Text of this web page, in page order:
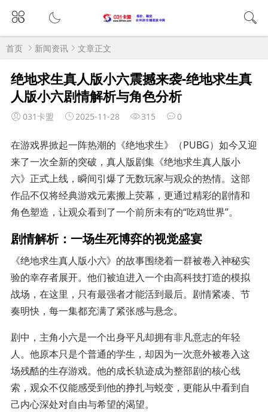
首页 新闻资讯 文章正文
绝地求生真人版小六震撼来袭-绝地求生真
人版小六剧情解析与角色分析
031卡盟 2025-11-28 315 0
在游戏界掀起一阵热潮的《绝地求生》（PUBG）如今又迎
来了一次全新的突破，真人版剧集《绝地求生真人版小
六》正式上线，瞬间引爆了无数玩家与观众的热情。这部
作品不仅将经典游戏元素搬上荧幕，更通过精彩的剧情和
角色塑造，让观众看到了一个前所未有的“吃鸡世界”。
剧情解析：一场生死博弈的视觉盛宴
《绝地求生真人版小六》的故事围绕着一群被卷入神秘实
验的幸存者展开。他们被迫进入一个由高科技打造的模拟
战场，在这里，只有最强者才能活到最后。剧情紧凑、节
奏明快，每一集都充满了紧张感与悬念。
剧中，主角小六是一个出身平凡却拥有非凡意志的年轻
人。他原本只是个普通的学生，却因为一次意外被卷入这
场残酷的生存游戏。他的成长轨迹成为整部剧的核心线
索，观众不仅能感受到他的挣扎与蜕变，更能从中看到自
己内心深处对自由与希望的渴望。